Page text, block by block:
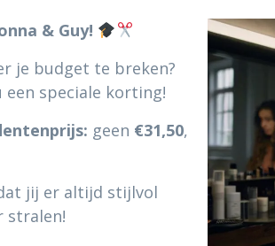
& Guy!
je budget te breken?
speciale korting!
geen €31,50,
jij er altijd stijlvol
stralen!